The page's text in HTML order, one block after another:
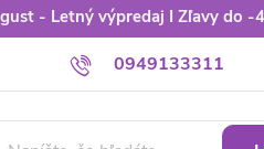
- Letný výpredaj I Zľavy do -
0949133311
Obchodné podmienky